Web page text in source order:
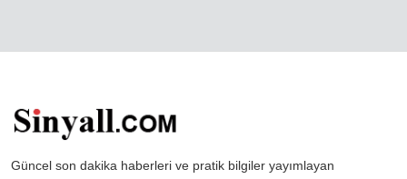
Güncel son dakika haberleri ve pratik bilgiler yayımlayan